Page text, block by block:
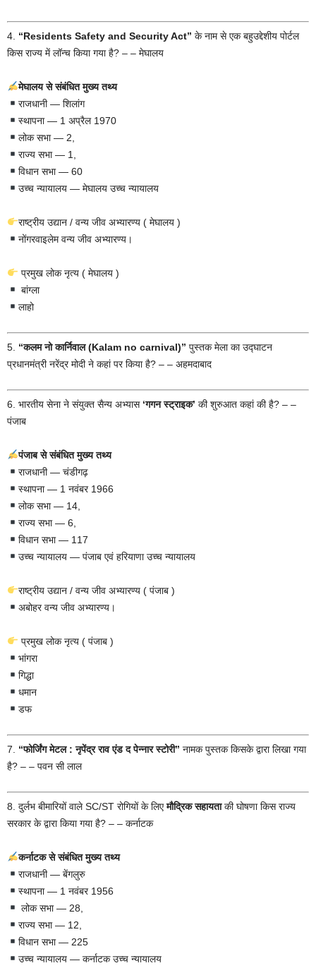
4. “Residents Safety and Security Act” के नाम से एक बहुउद्देशीय पोर्टल
किस राज्य में लॉन्च किया गया है? – – मेघालय
मेघालय से संबंधित मुख्य तथ्य
राजधानी — शिलांग
स्थापना — 1 अप्रैल 1970
लोक सभा — 2,
राज्य सभा — 1,
विधान सभा — 60
उच्च न्यायालय — मेघालय उच्च न्यायालय
राष्ट्रीय उद्यान / वन्य जीव अभ्यारण्य ( मेघालय )
नोंगरवाइलेम वन्य जीव अभ्यारण्य।
प्रमुख लोक नृत्य ( मेघालय )
बांग्ला
लाहो
5. “कलम नो कार्निवाल (Kalam no carnival)” पुस्तक मेला का उद्घाटन
प्रधानमंत्री नरेंद्र मोदी ने कहां पर किया है? – – अहमदाबाद
6. भारतीय सेना ने संयुक्त सैन्य अभ्यास ‘गगन स्ट्राइक’ की शुरुआत कहां की है? – –
पंजाब
पंजाब से संबंधित मुख्य तथ्य
राजधानी — चंडीगढ़
स्थापना — 1 नवंबर 1966
लोक सभा — 14,
राज्य सभा — 6,
विधान सभा — 117
उच्च न्यायालय — पंजाब एवं हरियाणा उच्च न्यायालय
राष्ट्रीय उद्यान / वन्य जीव अभ्यारण्य ( पंजाब )
अबोहर वन्य जीव अभ्यारण्य।
प्रमुख लोक नृत्य ( पंजाब )
भांगरा
गिद्धा
धमान
डफ
7. “फोर्जिंग मेटल : नृपेंद्र राव एंड द पेन्नार स्टोरी” नामक पुस्तक किसके द्वारा लिखा गया
है? – – पवन सी लाल
8. दुर्लभ बीमारियों वाले SC/ST रोगियों के लिएमौद्रिक सहायताकी घोषणा किस राज्य
सरकार के द्वारा किया गया है? – – कर्नाटक
कर्नाटक से संबंधित मुख्य तथ्य
राजधानी — बेंगलुरु
स्थापना — 1 नवंबर 1956
लोक सभा — 28,
राज्य सभा — 12,
विधान सभा — 225
उच्च न्यायालय — कर्नाटक उच्च न्यायालय